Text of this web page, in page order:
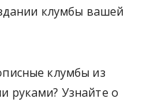
клумбы вашей
клумбы из
руками? Узнайте о